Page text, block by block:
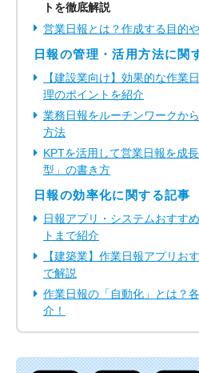
トを徹底解説
営業日報とは？作成する目的
日報の管理・活用方法に関
【建設業向け】効果的な作業
理のポイントを紹介
業務日報をルーチンワークか
方法
KPTを活用して営業日報を成
型」の書き方
日報の効率化に関する記事
日報アプリ・システムおすす
トまで紹介
【建築業】作業日報アプリお
で解説
作業日報の「自動化」とは？
介！